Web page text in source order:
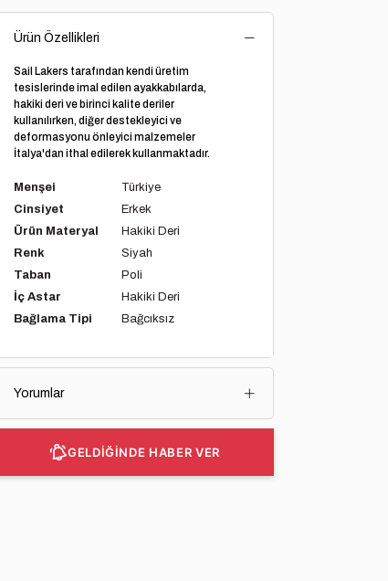
Ürün Özellikleri
Sail Lakers tarafından kendi üretim
tesislerinde imal edilen ayakkabılarda,
hakiki deri ve birinci kalite deriler
kullanılırken, diğer destekleyici ve
deformasyonu önleyici malzemeler
İtalya'dan ithal edilerek kullanmaktadır.
Menşei
Türkiye
Cinsiyet
Erkek
Ürün Materyal
Hakiki Deri
Renk
Siyah
Taban
Poli
İç Astar
Hakiki Deri
Bağlama Tipi
Bağcıksız
Yorumlar
GELDİĞİNDE HABER VER